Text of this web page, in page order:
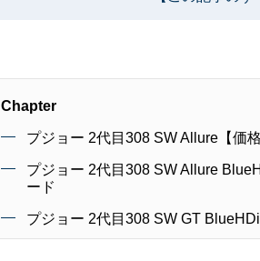
Chapter
プジョー 2代目308 SW Allure【価
プジョー 2代目308 SW Allure
ード
プジョー 2代目308 SW GT